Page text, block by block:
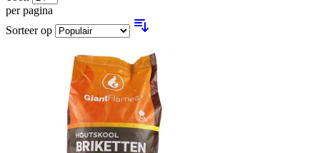
per pagina
Sorteer op